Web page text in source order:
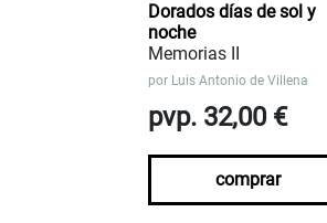
Dorados días de sol y
noche
Memorias II
por Luis Antonio de Villena
pvp. 32,00 €
comprar